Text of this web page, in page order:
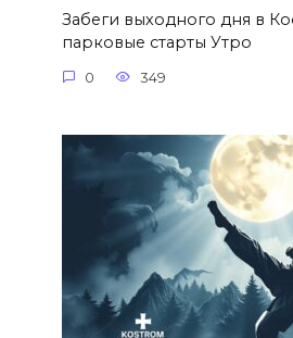
Забеги выходного дня в
парковые старты Утро
0 349